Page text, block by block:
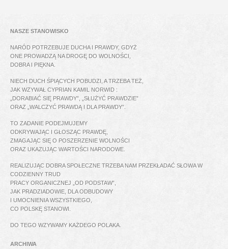
NASZE STANOWISKO
NARÓD POTRZEBUJE DUCHA I PRAWDY, GDYŻ
ONE PROWADZĄ NA DROGĘ DO WOLNOŚCI,
DOBRA I PIĘKNA.
NIECH DUCH ŚPIĄCYCH POBUDZI, A TRZEBA TEŻ,
JAK WZYWAŁ CYPRIAN KAMIL NORWID :
„DORABIAĆ SIĘ PRAWDY”, „SŁUŻYĆ PRAWDZIE”
ORAZ „WALCZYĆ PRAWDĄ I DLA PRAWDY”.
TO ZADANIE PODEJMUJEMY
ODKRYWAJĄC I GŁOSZĄC PRAWDĘ,
ZMAGAJĄC SIĘ O POSZERZENIE WOLNOŚCI
ORAZ UKAZUJĄC WARTOŚCI NARODOWE.
REALIZUJĄC DOBRA SPOŁECZNE TRZEBA NAM PRZEKŁADAĆ SŁOWA W
CODZIENNY TRUD
PRACY ORGANICZNEJ „OD PODSTAW”,
JAK PRADZIADOWIE, DLA ODBUDOWY
I UMOCNIENIA WSZYSTKIEGO,
CO POLSKĘ STANOWI.
DO TEGO WZYWAMY KAŻDEGO POLAKA.
ARCHIWA